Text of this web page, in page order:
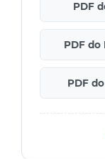
PDF
PDF do
PDF